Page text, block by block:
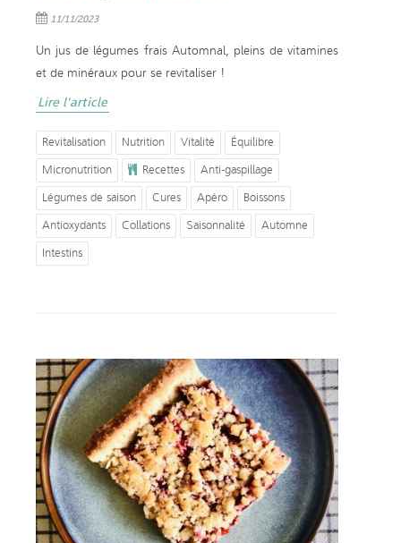
11/11/2023
Un jus de légumes frais Automnal, pleins de vitamines
et de minéraux pour se revitaliser !
Lire l'article
Revitalisation Nutrition Vitalité
Équilibre
Micronutrition
Recettes
Anti-gaspillage
Légumes de saison
Cures Apéro
Boissons
Antioxydants
Collations Saisonnalité
Automne
Intestins